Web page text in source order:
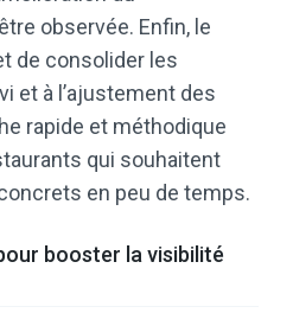
observée. Enfin, le
de consolider les
et à l’ajustement des
rapide et méthodique
qui souhaitent
en peu de temps.
booster la visibilité